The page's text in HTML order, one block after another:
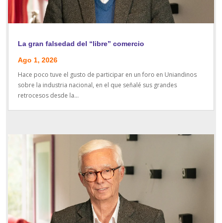
La gran falsedad del “libre” comercio
Ago 1, 2026
Hace poco tuve el gusto de participar en un foro en Uniandinos
sobre la industria nacional, en el que señalé sus grandes
retrocesos desde la...